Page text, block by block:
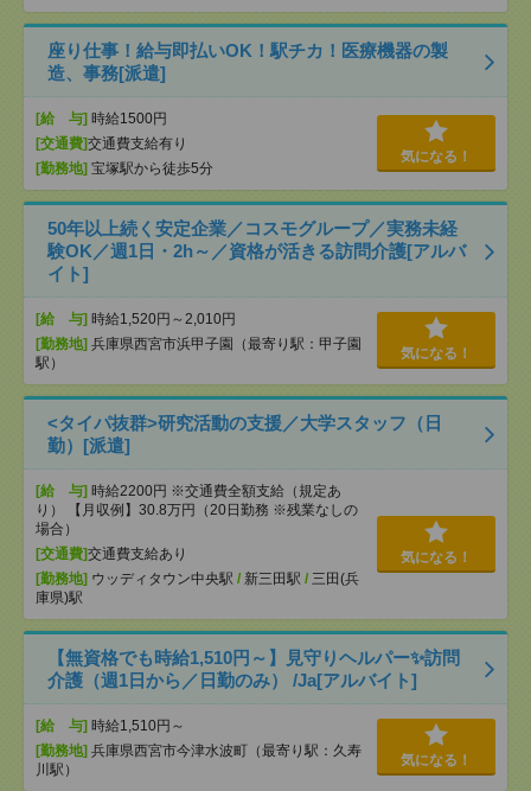
座り仕事！給与即払いOK！駅チカ！医療機器の製
造、事務[派遣]
[給 与] 時給1500円
[交通費]交通費支給有り
[勤務地] 宝塚駅から徒歩5分
気になる！
50年以上続く安定企業／コスモグループ／実務未経
験OK／週1日・2h～／資格が活きる訪問介護[アルバ
イト]
[給 与] 時給1,520円～2,010円
[勤務地] 兵庫県西宮市浜甲子園（最寄り駅：甲子園
駅）
気になる！
<タイパ抜群>研究活動の支援／大学スタッフ（日
勤）[派遣]
[給 与] 時給2200円 ※交通費全額支給（規定あ
り） 【月収例】30.8万円（20日勤務 ※残業なしの
場合）
[交通費]交通費支給あり
[勤務地] ウッディタウン中央駅 / 新三田駅 / 三田(兵
庫県)駅
気になる！
【無資格でも時給1,510円～】見守りヘルパー✨訪問
介護（週1日から／日勤のみ） /Ja[アルバイト]
[給 与] 時給1,510円～
[勤務地] 兵庫県西宮市今津水波町（最寄り駅：久寿
川駅）
気になる！